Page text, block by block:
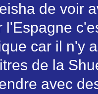
de voir
l'Espagne
car il n'y
de la
avec